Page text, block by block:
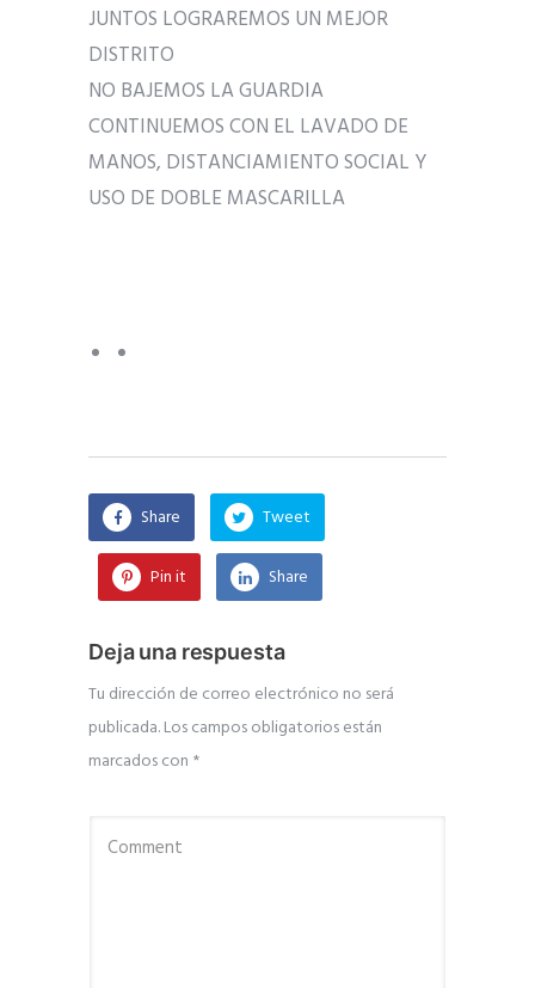
JUNTOS LOGRAREMOS UN MEJOR
DISTRITO
NO BAJEMOS LA GUARDIA
CONTINUEMOS CON EL LAVADO DE
MANOS, DISTANCIAMIENTO SOCIAL Y
USO DE DOBLE MASCARILLA
Share Tweet
Pin it Share
Deja una respuesta
Tu dirección de correo electrónico no será
publicada.Los campos obligatorios están
marcados con *